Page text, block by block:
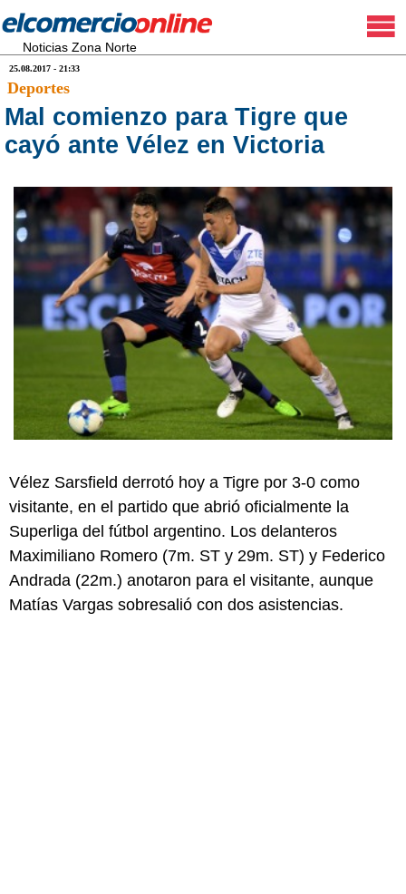
Noticias Zona Norte
25.08.2017 - 21:33
Deportes
Mal comienzo para Tigre que
cayó ante Vélez en Victoria
Vélez Sarsfield derrotó hoy a Tigre por 3-0 como
visitante, en el partido que abrió oficialmente la
Superliga del fútbol argentino. Los delanteros
Maximiliano Romero (7m. ST y 29m. ST) y Federico
Andrada (22m.) anotaron para el visitante, aunque
Matías Vargas sobresalió con dos asistencias.